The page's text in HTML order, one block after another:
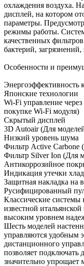
охлаждения воздуха.
дисплей, на котором
параметры.
режимы работы.
качественных
бактерий,
Особенности и
Энергоэффективность
Японские технологии
Wi-Fi управление
покупке Wi-Fi модуля)
Скрытый дисплей
3D Autoair (Для
Низкий уровень шума
Фильтр Active Carbone
Фильтр Silver Ion (Для
Антикоррозийное
Индикация утечки
Защитная накладка на
Русифицированный
Классические
известной
высоким уровнем
Шесть моделей
управляются удобным
дистанционного
позволяет подключать
значительно упрощает